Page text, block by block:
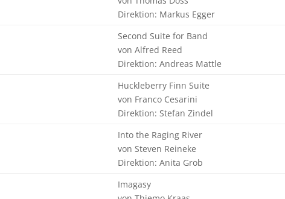
Direktion: Markus Egger
Second Suite for Band
von Alfred Reed
Direktion: Andreas Mattle
Huckleberry Finn Suite
von Franco Cesarini
Direktion: Stefan Zindel
Into the Raging River
von Steven Reineke
Direktion: Anita Grob
Imagasy